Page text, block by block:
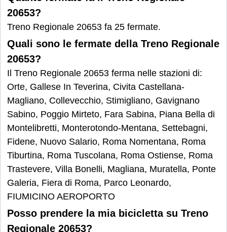
20653?
Treno Regionale 20653 fa 25 fermate.
Quali sono le fermate della Treno Regionale
20653?
Il Treno Regionale 20653 ferma nelle stazioni di:
Orte, Gallese In Teverina, Civita Castellana-
Magliano, Collevecchio, Stimigliano, Gavignano
Sabino, Poggio Mirteto, Fara Sabina, Piana Bella di
Montelibretti, Monterotondo-Mentana, Settebagni,
Fidene, Nuovo Salario, Roma Nomentana, Roma
Tiburtina, Roma Tuscolana, Roma Ostiense, Roma
Trastevere, Villa Bonelli, Magliana, Muratella, Ponte
Galeria, Fiera di Roma, Parco Leonardo,
FIUMICINO AEROPORTO
Posso prendere la mia bicicletta su Treno
Regionale 20653?